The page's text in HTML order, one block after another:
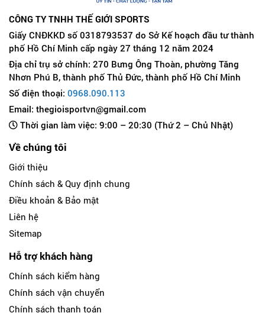
CÔNG TY TNHH THẾ GIỚI SPORTS
Giấy CNĐKKD số 0318793537 do Sở Kế hoạch đầu tư thành
phố Hồ Chí Minh cấp ngày 27 tháng 12 năm 2024
Địa chỉ trụ sở chính: 270 Bưng Ông Thoàn, phường Tăng
Nhơn Phú B, thành phố Thủ Đức, thành phố Hồ Chí Minh
Số điện thoại: 0968.090.113
Email: thegioisportvn@gmail.com
Thời gian làm việc: 9:00 – 20:30 (Thứ 2 – Chủ Nhật)
Về chúng tôi
Giới thiệu
Chính sách & Quy định chung
Điều khoản & Bảo mật
Liên hệ
Sitemap
Hỗ trợ khách hàng
Chính sách kiểm hàng
Chính sách vận chuyển
Chính sách thanh toán